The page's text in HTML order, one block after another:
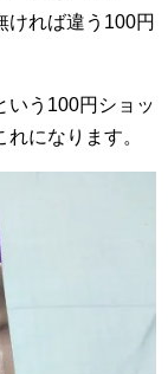
ければ違う100円
いう100円ショッ
になります。